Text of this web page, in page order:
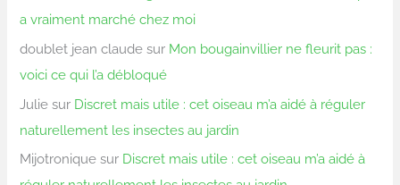
a vraiment marché chez moi
doublet jean claude sur Mon bougainvillier ne fleurit pas :
voici ce qui l’a débloqué
Julie sur Discret mais utile : cet oiseau m’a aidé à réguler
naturellement les insectes au jardin
Mijotronique sur Discret mais utile : cet oiseau m’a aidé à